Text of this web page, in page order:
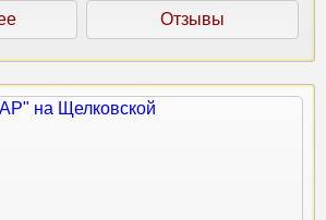
Отзывы